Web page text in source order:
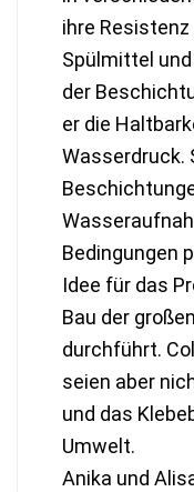
ihre
Spülmittel
der
er die
Wasserdruck.
Bedingungen
Idee für das
Bau der
durchführt.
seien aber
und das
Umwelt.
Anika und